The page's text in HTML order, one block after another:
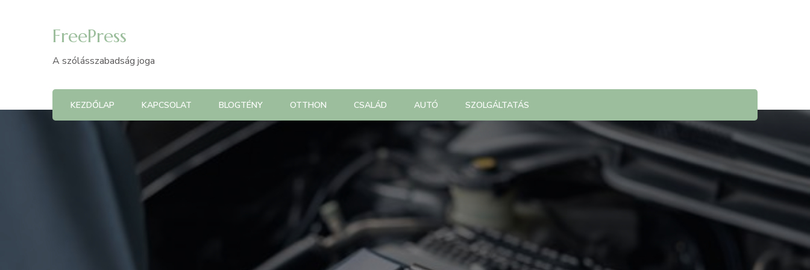
FreePress
A szólásszabadság joga
KEZDŐLAP KAPCSOLAT BLOGTÉNY OTTHON CSALÁD AUTÓ SZOLGÁLTATÁS